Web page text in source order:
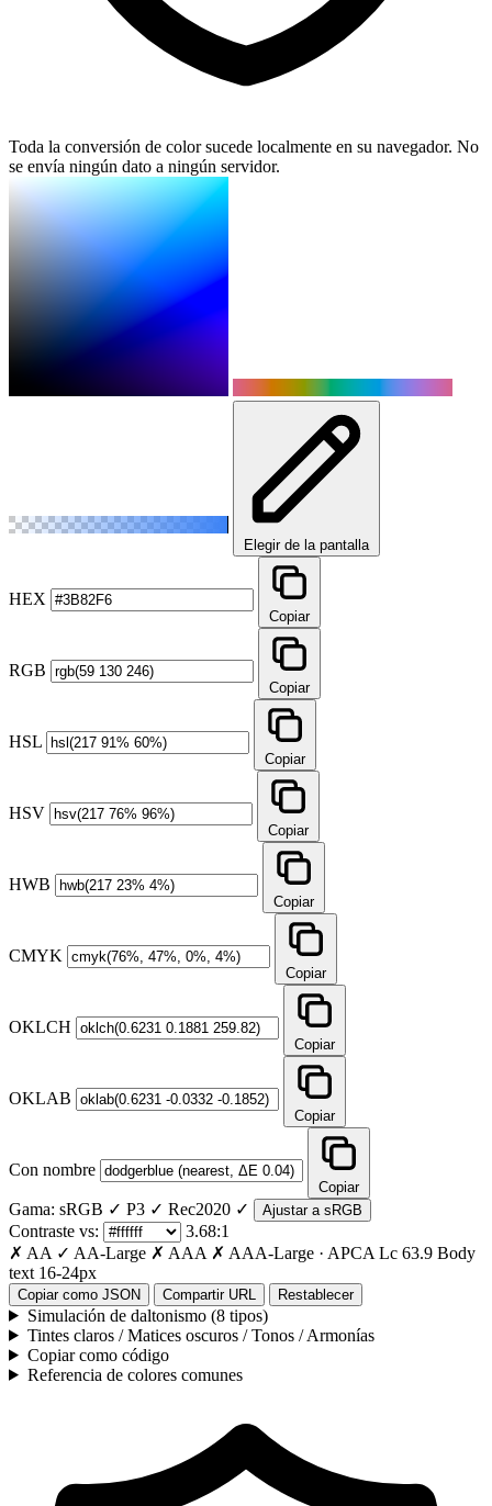
Toda la conversión de color sucede localmente en su navegador. No
se envía ningún dato a ningún servidor.
Elegir de la pantalla
HEX
Copiar
RGB
Copiar
HSL
Copiar
HSV
Copiar
HWB
Copiar
CMYK
Copiar
OKLCH
Copiar
OKLAB
Copiar
Con nombre
Copiar
Gama: sRGB ✓ P3 ✓ Rec2020 ✓ Ajustar a sRGB
Contraste vs:
3.68:1
✗ AA ✓ AA-Large ✗ AAA ✗ AAA-Large · APCA Lc 63.9 Body
text 16-24px
Copiar como JSON Compartir URL Restablecer
Simulación de daltonismo (8 tipos)
Tintes claros / Matices oscuros / Tonos / Armonías
Copiar como código
Referencia de colores comunes